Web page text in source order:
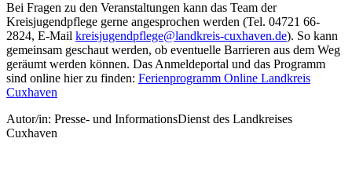
Bei Fragen zu den Veranstaltungen kann das Team der
Kreisjugendpflege gerne angesprochen werden (Tel. 04721 66-
2824, E-Mail kreisjugendpflege@landkreis-cuxhaven.de). So kann
gemeinsam geschaut werden, ob eventuelle Barrieren aus dem Weg
geräumt werden können. Das Anmeldeportal und das Programm
sind online hier zu finden: Ferienprogramm Online Landkreis
Cuxhaven
Autor/in: Presse- und InformationsDienst des Landkreises
Cuxhaven